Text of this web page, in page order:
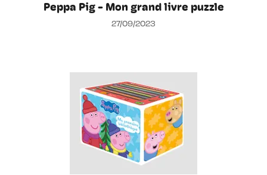
Peppa Pig - Mon grand livre puzzle
27/09/2023